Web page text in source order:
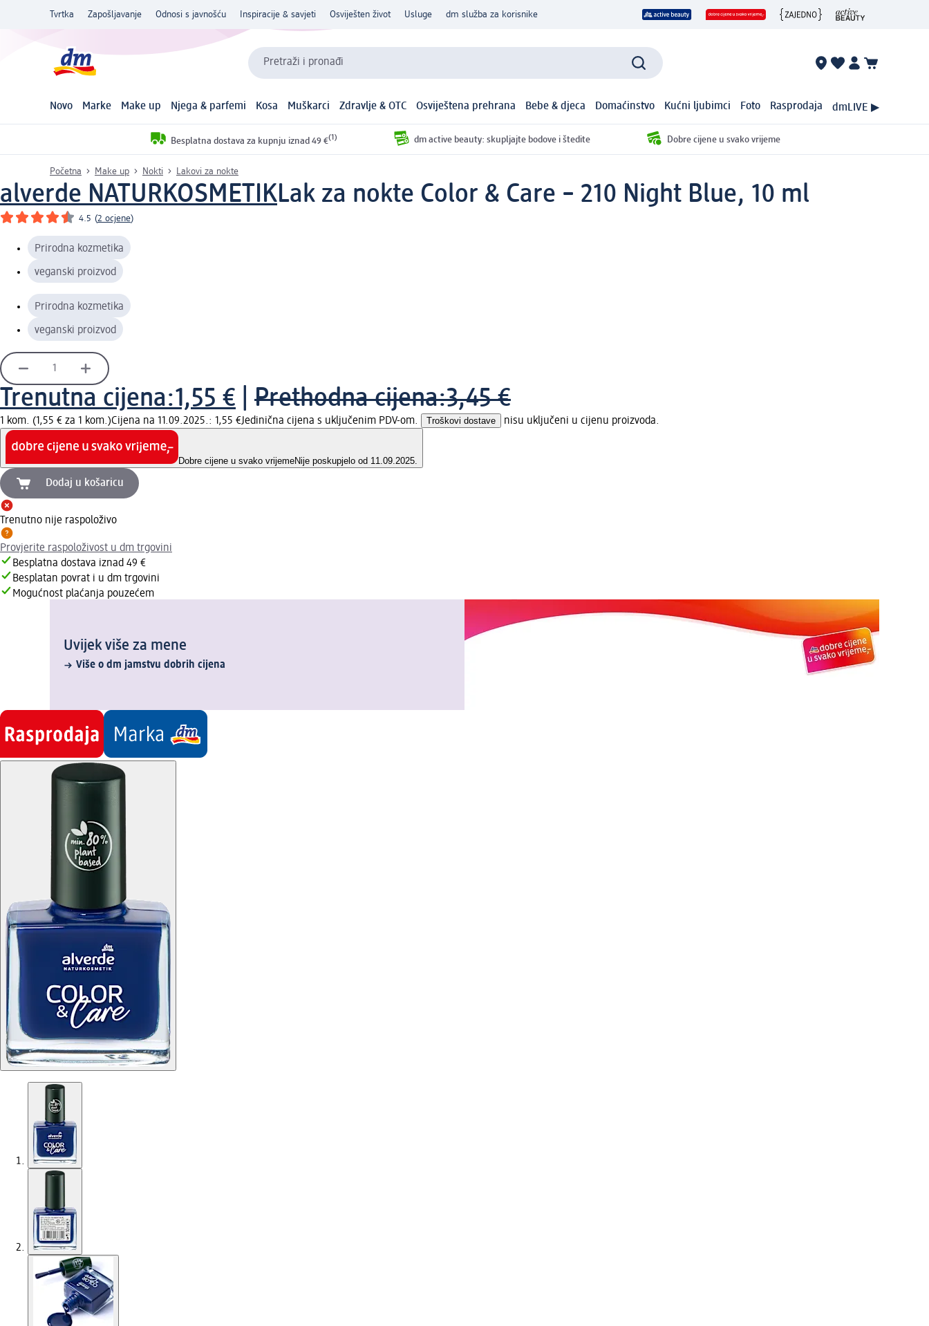
Tvrtka Zapošljavanje Odnosi s javnošću Inspiracije & savjeti Osviješten život Usluge dm služba za korisnike
Pretraži i pronađi
Novo Marke Make up Njega & parfemi Kosa Muškarci Zdravlje & OTC Osviještena prehrana Bebe & djeca Domaćinstvo Kućni ljubimci Foto Rasprodaja dmLIVE ▶
Besplatna dostava za kupnju iznad 49 €(1) dm active beauty: skupljajte bodove i štedite Dobre cijene u svako vrijeme
Početna Make up Nokti Lakovi za nokte
alverde NATURKOSMETIKLak za nokte Color & Care – 210 Night Blue, 10 ml
4.5 (2 ocjene)
Prirodna kozmetika
veganski proizvod
Prirodna kozmetika
veganski proizvod
Trenutna cijena:1,55 € Prethodna cijena:3,45 €
1 kom. (1,55 € za 1 kom.)Cijena na 11.09.2025.: 1,55 €Jedinična cijena s uključenim PDV-om. Troškovi dostave nisu uključeni u cijenu proizvoda.
Dobre cijene u svako vrijemeNije poskupjelo od 11.09.2025.
Dodaj u košaricu
Trenutno nije raspoloživo
Provjerite raspoloživost u dm trgovini
Besplatna dostava iznad 49 €
Besplatan povrat i u dm trgovini
Mogućnost plaćanja pouzećem
Uvijek više za mene
Više o dm jamstvu dobrih cijena